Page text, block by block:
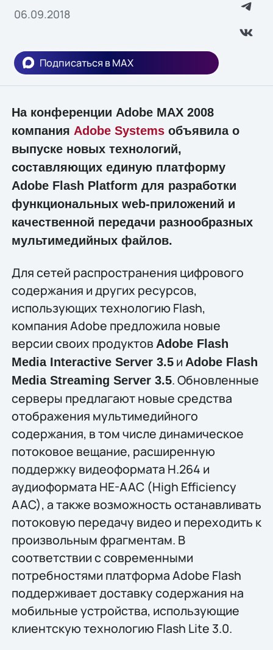
06.09.2018
Подписаться в MAX
На конференции Adobe MAX 2008
компания Adobe Systemsобъявила о
выпуске новых технологий,
составляющих единую платформу
Adobe Flash Platform для разработки
функциональных web-приложений и
качественной передачи разнообразных
мультимедийных файлов.
Для сетей распространения цифрового
содержания и других ресурсов,
использующих технологию Flash,
компания Adobe предложила новые
версии своих продуктов Adobe Flash
Media Interactive Server 3.5и Adobe Flash
Media Streaming Server 3.5. Обновленные
серверы предлагают новые средства
отображения мультимедийного
содержания, в том числе динамическое
потоковое вещание, расширенную
поддержку видеоформата H.264 и
аудиоформата HE-AAC (High Efficiency
AAC), а также возможность останавливать
потоковую передачу видео и переходить к
произвольным фрагментам. В
соответствии с современными
потребностями платформа Adobe Flash
поддерживает доставку содержания на
мобильные устройства, использующие
клиентскую технологию Flash Lite 3.0.